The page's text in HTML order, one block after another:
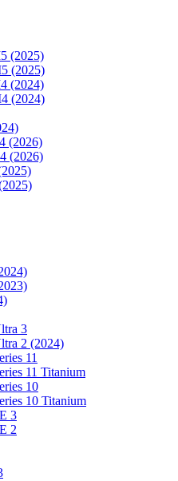
(2025)
(2025)
(2024)
(2024)
(2026)
(2026)
3
2 (2024)
11
11 Titanium
10
10 Titanium
3
2